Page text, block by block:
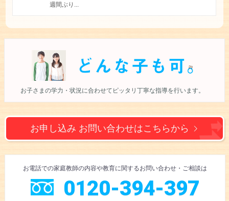
週間ぶり...
お子さまの学力・状況に合わせて ピッタリ丁寧な指導を行います。
お申し込み お問い合わせはこちらから
お電話での家庭教師の内容や教育に関するお問い合わせ・ご相談は
0120-394-397